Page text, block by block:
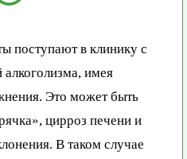
поступают в клинику с
имея
Это может быть
цирроз печени и
В таком случае